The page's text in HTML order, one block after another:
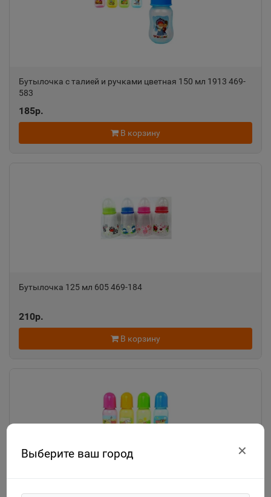
Выберите ваш город ✕
Бутылочка с талией и ручками цветная 150 мл 1913 469-
583
185р.
В корзину
Бутылочка 125 мл 605 469-184
210р.
В корзину
Бутылочка 250 мл цветная 1910 371-680